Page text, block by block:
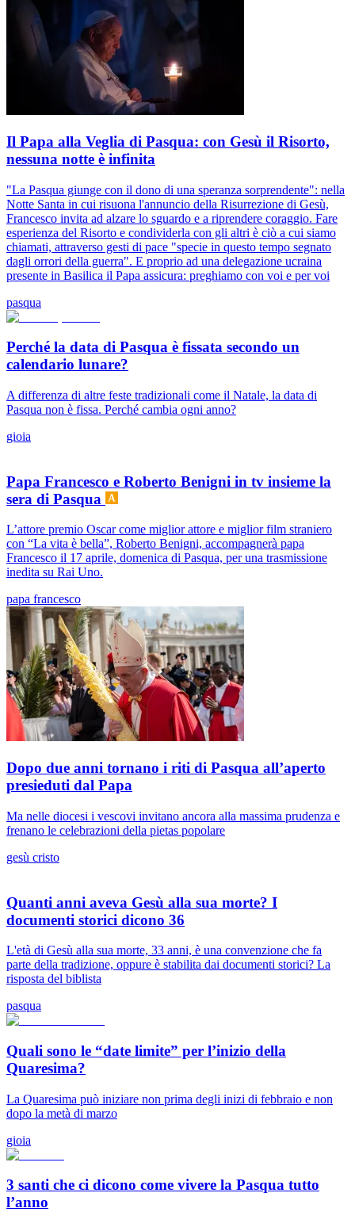
Il Papa alla Veglia di Pasqua: con Gesù il Risorto,
nessuna notte è infinita
"La Pasqua giunge con il dono di una speranza sorprendente": nella
Notte Santa in cui risuona l'annuncio della Risurrezione di Gesù,
Francesco invita ad alzare lo sguardo e a riprendere coraggio. Fare
esperienza del Risorto e condividerla con gli altri è ciò a cui siamo
chiamati, attraverso gesti di pace "specie in questo tempo segnato
dagli orrori della guerra". E proprio ad una delegazione ucraina
presente in Basilica il Papa assicura: preghiamo con voi e per voi
pasqua
Perché la data di Pasqua è fissata secondo un
calendario lunare?
A differenza di altre feste tradizionali come il Natale, la data di
Pasqua non è fissa. Perché cambia ogni anno?
gioia
Papa Francesco e Roberto Benigni in tv insieme la
sera di Pasqua
L’attore premio Oscar come miglior attore e miglior film straniero
con “La vita è bella”, Roberto Benigni, accompagnerà papa
Francesco il 17 aprile, domenica di Pasqua, per una trasmissione
inedita su Rai Uno.
papa francesco
Dopo due anni tornano i riti di Pasqua all’aperto
presieduti dal Papa
Ma nelle diocesi i vescovi invitano ancora alla massima prudenza e
frenano le celebrazioni della pietas popolare
gesù cristo
Quanti anni aveva Gesù alla sua morte? I
documenti storici dicono 36
L'età di Gesù alla sua morte, 33 anni, è una convenzione che fa
parte della tradizione, oppure è stabilita dai documenti storici? La
risposta del biblista
pasqua
Quali sono le “date limite” per l’inizio della
Quaresima?
La Quaresima può iniziare non prima degli inizi di febbraio e non
dopo la metà di marzo
gioia
3 santi che ci dicono come vivere la Pasqua tutto
l’anno